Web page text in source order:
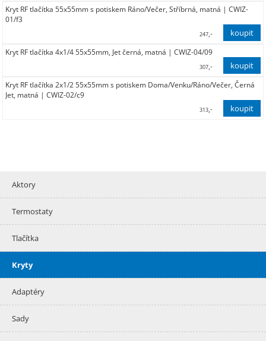
277,00
Kryt RF tlačítka 55x55mm s potiskem Ráno/Večer, Stříbrná, matná | CWIZ-
01/f3
247,-
204,00
Kryt RF tlačítka 4x1/4 55x55mm, Jet černá, matná | CWIZ-04/09
307,-
254,00
Kryt RF tlačítka 2x1/2 55x55mm s potiskem Doma/Venku/Ráno/Večer, Černá
Jet, matná | CWIZ-02/c9
313,-
Aktory
Termostaty
Tlačítka
Kryty
Adaptéry
Sady